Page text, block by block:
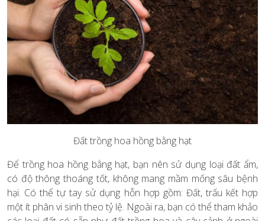
Đất trồng hoa hồng bằng hạt
Để trồng hoa hồng bằng hạt, bạn nên sử dụng loại đất ẩm,
có độ thông thoáng tốt, không mang mầm mống sâu bệnh
hại. Có thể tự tay sử dụng hỗn hợp gồm: Đất, trấu kết hợp
một ít phân vi sinh theo tỷ lệ. Ngoài ra, bạn có thể tham khảo